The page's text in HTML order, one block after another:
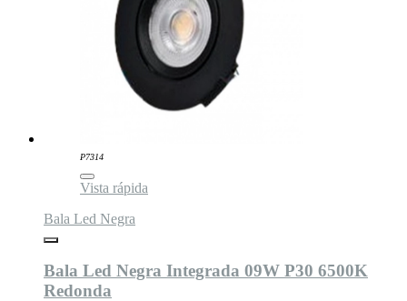
P7314
Vista rápida
Bala Led Negra
Bala Led Negra Integrada 09W P30 6500K
Redonda